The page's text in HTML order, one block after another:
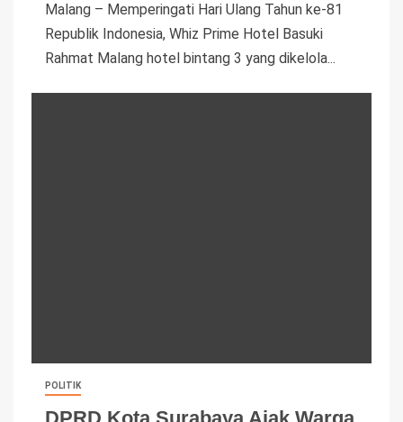
Malang – Memperingati Hari Ulang Tahun ke-81
Republik Indonesia, Whiz Prime Hotel Basuki
Rahmat Malang hotel bintang 3 yang dikelola...
POLITIK